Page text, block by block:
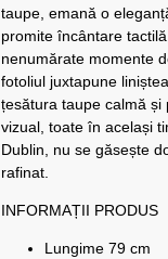
taupe, emană o
promite încântare
nenumărate momente
fotoliul juxtapune
țesătura taupe calmă și
vizual, toate în același
Dublin, nu se găsește
rafinat.
INFORMAȚII PRODUS
Lungime 79 cm